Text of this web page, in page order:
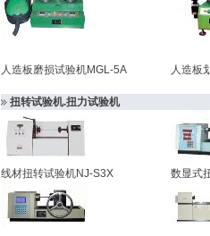
人造板磨损试验机MGL-5A 人造板
扭转试验机.扭力试验机
线材扭转试验机NJ-S3X 数显式